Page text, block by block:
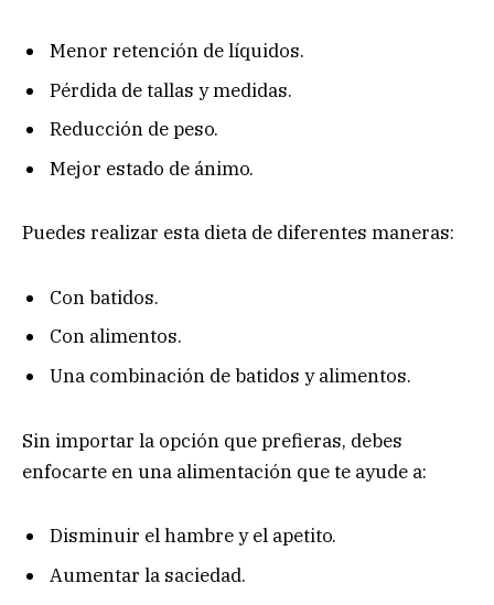
Menor retención de líquidos.
Pérdida de tallas y medidas.
Reducción de peso.
Mejor estado de ánimo.
Puedes realizar esta dieta de diferentes maneras:
Con batidos.
Con alimentos.
Una combinación de batidos y alimentos.
Sin importar la opción que prefieras, debes
enfocarte en una alimentación que te ayude a:
Disminuir el hambre y el apetito.
Aumentar la saciedad.